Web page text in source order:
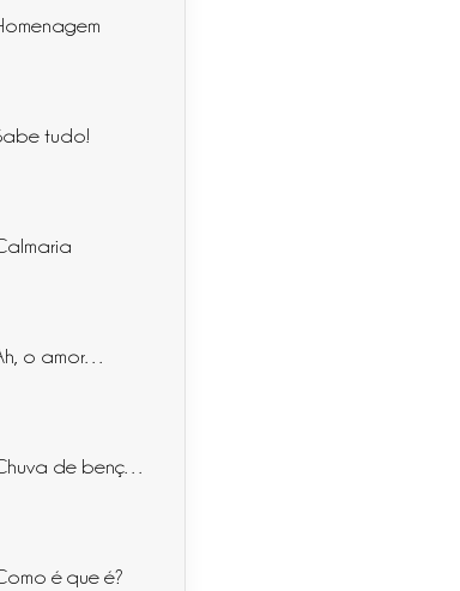
tudo!
o amor…
é que é?